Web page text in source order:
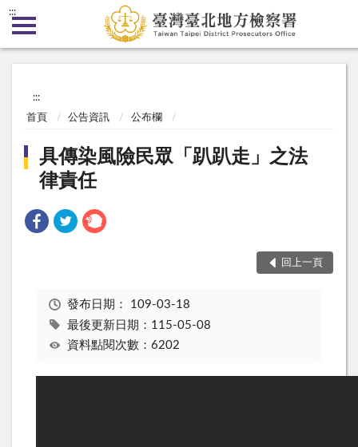
:::
:::
首頁 公告資訊 公布欄
具傳染風險民眾「趴趴走」之法
律責任
回上一頁
發布日期： 109-03-18
最後更新日期：115-05-08
資料點閱次數：6202